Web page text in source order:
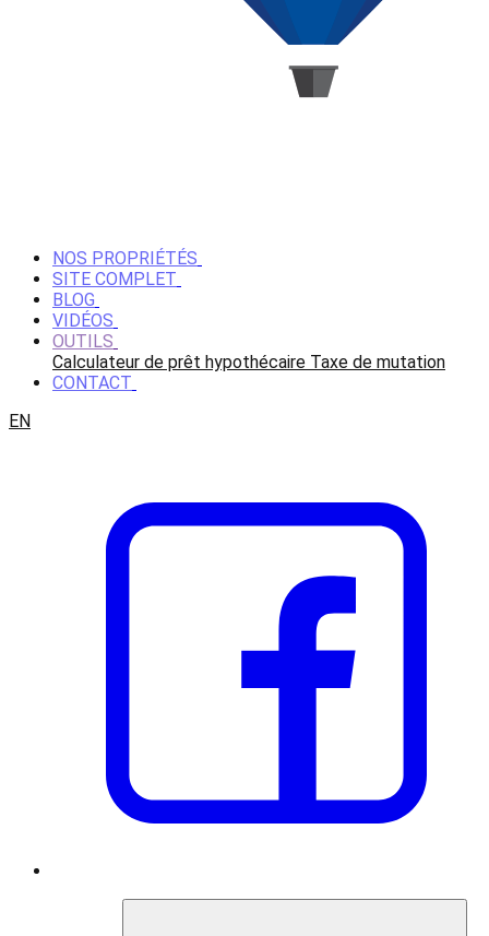
NOS PROPRIÉTÉS
SITE COMPLET
BLOG
VIDÉOS
OUTILS
Calculateur de prêt hypothécaire Taxe de mutation
CONTACT
EN